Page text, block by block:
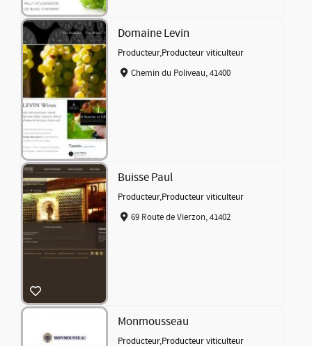
Domaine Levin
Producteur,Producteur viticulteur
Chemin du Poliveau, 41400
Buisse Paul
Producteur,Producteur viticulteur
69 Route de Vierzon, 41402
Monmousseau
Producteur,Producteur viticulteur